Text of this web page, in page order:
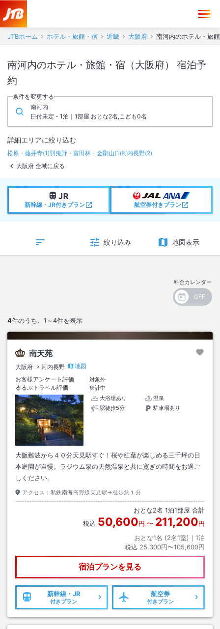
JTBホーム ホテル・旅館・宿 近畿 大阪府 南河内のホテル・旅
南河内のホテル・旅館・宿（大阪府） 宿泊予
約
条件を変更する
南河内
日付未定 - 1泊｜1部屋 おとな2名,こども0名
詳細エリアに絞り込む
松原・藤井寺(1)羽曳野・富田林・金剛山(1)河内長野(2)
大阪府 全域に戻る
新幹線・JR付きプラン 航空券付きプラン
絞り込み 地図表示
料金カレンダー
4件のうち、 1～4件を表示
南天苑
大阪府 河内長野
地図
お客様アンケート評価
対象外
るるぶトラベル評価
集計中
大浴場あり
温泉
駅徒歩5分
駐車場あり
大阪難波から４０分天見駅すぐ！桜や紅葉が楽しめる三千坪の日
本庭園が自慢。ラジウム泉の天然温泉と共に寛ぎの時間をお過ご
しください。
アクセス： 私鉄南海高野線天見駅→徒歩約１分
おとな2名 1泊1部屋 合計
税込 50,600円 〜 211,200円
おとな1名 (2名1室)｜ 1泊
税込 25,300円〜105,600円
宿泊プランを見る
新幹線・JR
付きプラン
航空券
付きプラン